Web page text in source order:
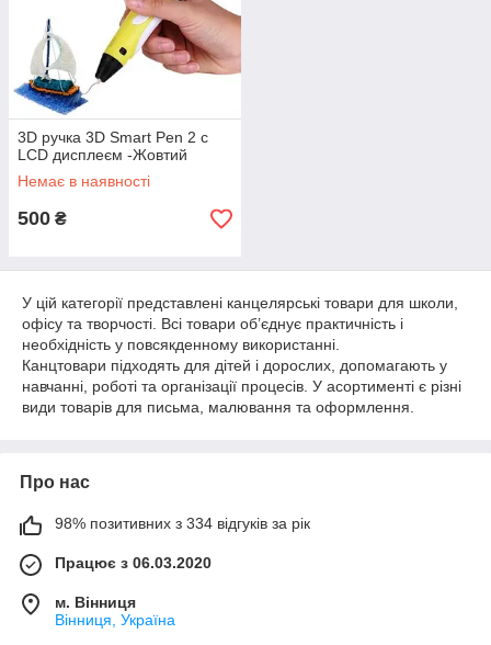
3D ручка 3D Smart Pen 2 c
LCD дисплеєм -Жовтий
Немає в наявності
500 ₴
У цій категорії представлені канцелярські товари для школи,
офісу та творчості. Всі товари об’єднує практичність і
необхідність у повсякденному використанні.
Канцтовари підходять для дітей і дорослих, допомагають у
навчанні, роботі та організації процесів. У асортименті є різні
види товарів для письма, малювання та оформлення.
Про нас
98% позитивних з 334 відгуків за рік
Працює з 06.03.2020
м. Вінниця
Вінниця, Україна